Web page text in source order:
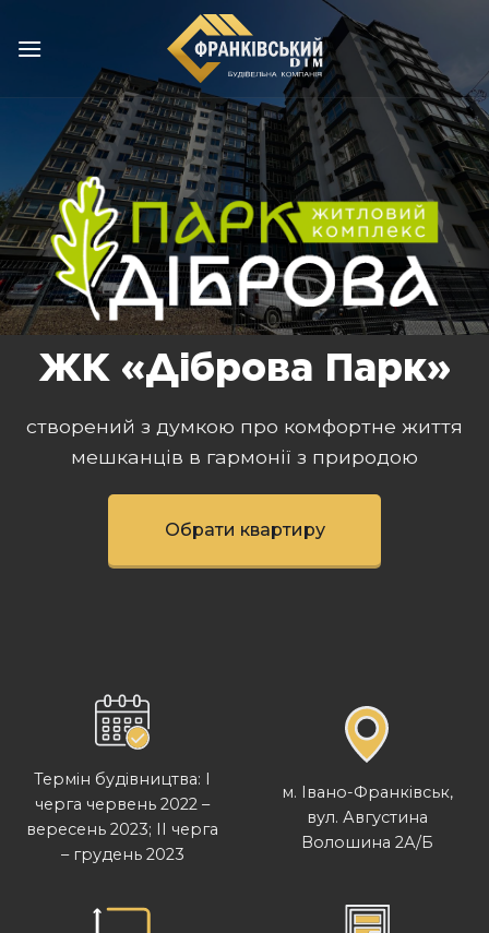
ЖК «Діброва Парк»
створений з думкою про комфортне життя
мешканців в гармонії з природою
Обрати квартиру
Термін будівництва: I
черга червень 2022 –
вересень 2023; II черга
– грудень 2023
м. Івано-Франківськ,
вул. Августина
Волошина 2А/Б